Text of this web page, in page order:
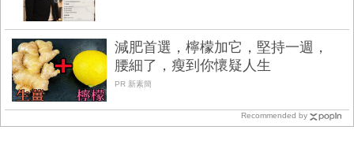
減肥首選，檸檬加它，堅持一週，
腰細了，瘦到你懷疑人生
PR 新素簡
Recommended by